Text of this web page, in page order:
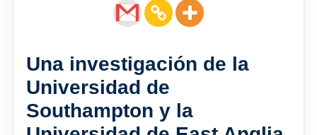
Una investigación de la
Universidad de
Southampton y la